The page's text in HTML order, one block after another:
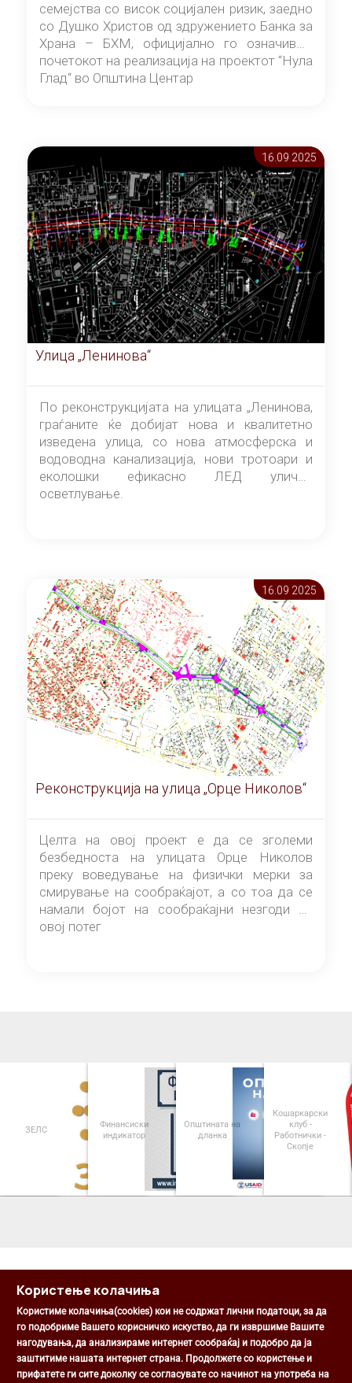
семејства со висок социјален ризик, заедно
со Душко Христов од здружението Банка за
Храна – БХМ, официјално го означивме
почетокот на реализација на проектот “Нула
Глад“ во Општина Центар
16.09 2025
Улица „Ленинова“
По реконструкцијата на улицата „Ленинова,
граѓаните ќе добијат нова и квалитетно
изведена улица, со нова атмосферска и
водоводна канализација, нови тротоари и
еколошки ефикасно ЛЕД улично
осветлување.
16.09 2025
Реконструкција на улица „Орце Николов“
Целта на овој проект е да се зголеми
безбедноста на улицата Орце Николов
преку воведување на физички мерки за
смирување на сообраќајот, а со тоа да се
намали бојот на сообраќајни незгоди на
овој потег
ЗЕЛС
Финансиски
индикатор
Општината на
дланка
Кошаркарски
клуб -
Работнички -
Скопје
Општина Центар
Михаил Цоков бр. 1, Скопје
Користење колачиња
Користиме колачиња(cookies) кои не содржат лични податоци, за да
го подобриме Вашето корисничко искуство, да ги извршиме Вашите
нагодувања, да анализираме интернет сообраќај и подобро да ја
заштитиме нашата интернет страна. Продолжете со користење и
прифатете ги сите доколку се согласувате со начинот на употреба на